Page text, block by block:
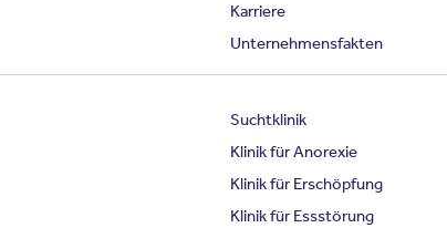
Karriere
Unternehmensfakten
Suchtklinik
Klinik für Anorexie
Klinik für Erschöpfung
Klinik für Essstörung